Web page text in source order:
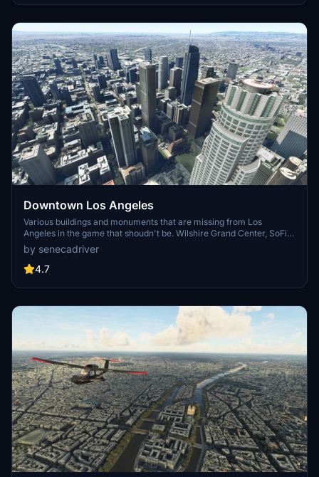
enjoy this mod.
Downtown Los Angeles
Various buildings and monuments that are missing from Los
Angeles in the game that shoudn't be. Wilshire Grand Center, SoFi
Stadium, 801 S Grand, 825 S Hill, 888 S Hope, 1000 Grand, Apex the
One, Atelier, Aven Apartments, Metropolis Towers, Level Los
Angeles
by senecadriver
4.7